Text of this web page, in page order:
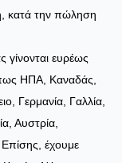
κατά την πώληση
γίνονται ευρέως
ΗΠΑ, Καναδάς,
Γερμανία, Γαλλία,
Αυστρία,
έχουμε